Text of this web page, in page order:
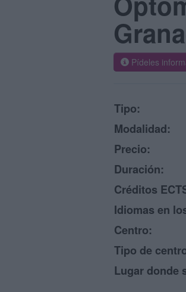
Pídeles
Tipo:
Modalidad:
Precio:
Duración:
Créditos
Idiomas en
Centro:
Tipo de
Lugar donde